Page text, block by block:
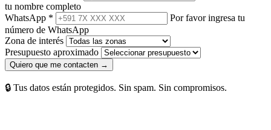
tu nombre completo
WhatsApp *
Por favor ingresa tu
número de WhatsApp
Zona de interés
Presupuesto aproximado
Quiero que me contacten →
🔒 Tus datos están protegidos. Sin spam. Sin compromisos.